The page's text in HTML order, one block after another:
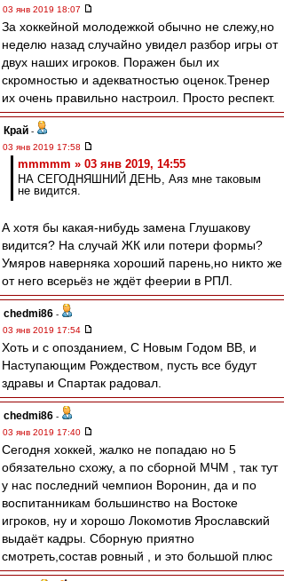
03 янв 2019 18:07
За хоккейной молодежкой обычно не слежу,но
неделю назад случайно увидел разбор игры от
двух наших игроков. Поражен был их
скромностью и адекватностью оценок.Тренер
их очень правильно настроил. Просто респект.
Край -
03 янв 2019 17:58
mmmmm » 03 янв 2019, 14:55
НА СЕГОДНЯШНИЙ ДЕНЬ, Аяз мне таковым
не видится.
А хотя бы какая-нибудь замена Глушакову
видится? На случай ЖК или потери формы?
Умяров наверняка хороший парень,но никто же
от него всерьёз не ждёт феерии в РПЛ.
chedmi86 -
03 янв 2019 17:54
Хоть и с опозданием, С Новым Годом ВВ, и
Наступающим Рождеством, пусть все будут
здравы и Спартак радовал.
chedmi86 -
03 янв 2019 17:40
Сегодня хоккей, жалко не попадаю но 5
обязательно схожу, а по сборной МЧМ , так тут
у нас последний чемпион Воронин, да и по
воспитанникам большинство на Востоке
игроков, ну и хорошо Локомотив Ярославский
выдаёт кадры. Сборную приятно
смотреть,состав ровный , и это большой плюс